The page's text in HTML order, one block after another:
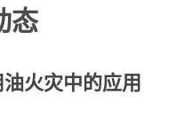
态
火灾中的应用